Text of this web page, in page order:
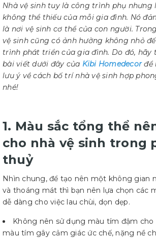
Nhà vệ sinh tuy là công trình phụ nhưng
không thể thiếu của mỗi gia đình. Nó
là nơi vệ sinh cơ thể của con người.
vệ sinh cũng có ảnh hưởng không nhỏ
trình phát triển của gia đình. Do đó, hãy
bài viết dưới đây của Kibi Homedecorđể
lưu ý về cách bố trí nhà vệ sinh hợp
nhé!
1. Màu sắc tổng thể
cho nhà vệ sinh trong
thuỷ
Nhìn chung, để tạo nên một không gian
và thoáng mát thì bạn nên lựa chọn các
dễ dàng cho việc lau chùi, dọn dẹp.
Không nên sử dụng màu tím đậm cho
màu tím gây cảm giác ức chế, nặng nề